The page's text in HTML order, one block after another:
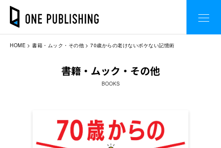
HOME 書籍・ムック・その他 70歳からの老けないボケない記憶術
書籍・ムック・その他
BOOKS